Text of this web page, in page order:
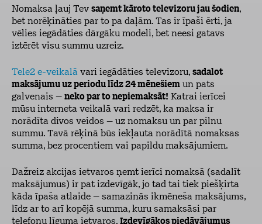
Nomaksa ļauj Tev saņemt kāroto televizoru jau šodien,
bet norēķināties par to pa daļām. Tas ir īpaši ērti, ja
vēlies iegādāties dārgāku modeli, bet neesi gatavs
iztērēt visu summu uzreiz.
Tele2 e-veikalā vari iegādāties televizoru, sadalot
maksājumu uz periodu līdz 24 mēnešiem un pats
galvenais – neko par to nepiemaksāt! Katrai ierīcei
mūsu interneta veikalā vari redzēt, ka maksa ir
norādīta divos veidos – uz nomaksu un par pilnu
summu. Tavā rēķinā būs iekļauta norādītā nomaksas
summa, bez procentiem vai papildu maksājumiem.
Dažreiz akcijas ietvaros ņemt ierīci nomaksā (sadalīt
maksājumus) ir pat izdevīgāk, jo tad tai tiek piešķirta
kāda īpaša atlaide – samazinās ikmēneša maksājums,
līdz ar to arī kopējā summa, kuru samaksāsi par
telefonu līguma ietvaros. Izdevīgākos piedāvājumus